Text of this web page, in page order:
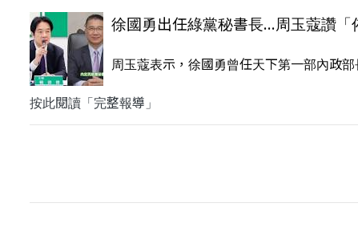
徐國勇出任綠黨秘書長...周玉蔻讚
周玉蔻表示，徐國勇曾任天下第一部內政
按此閱讀「完整報導」